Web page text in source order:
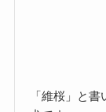
「維桜」と